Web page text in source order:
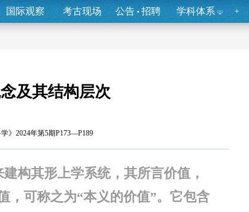
国际观察 考古现场 公告 招聘 学科体系 +
及其结构层次
学》2024年第5期P173—P189
构其形上学系统，其所言价值，
，可称之为“本义的价值”。它包含